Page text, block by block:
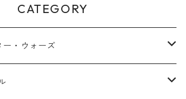
CATEGORY
ー・ウォーズ